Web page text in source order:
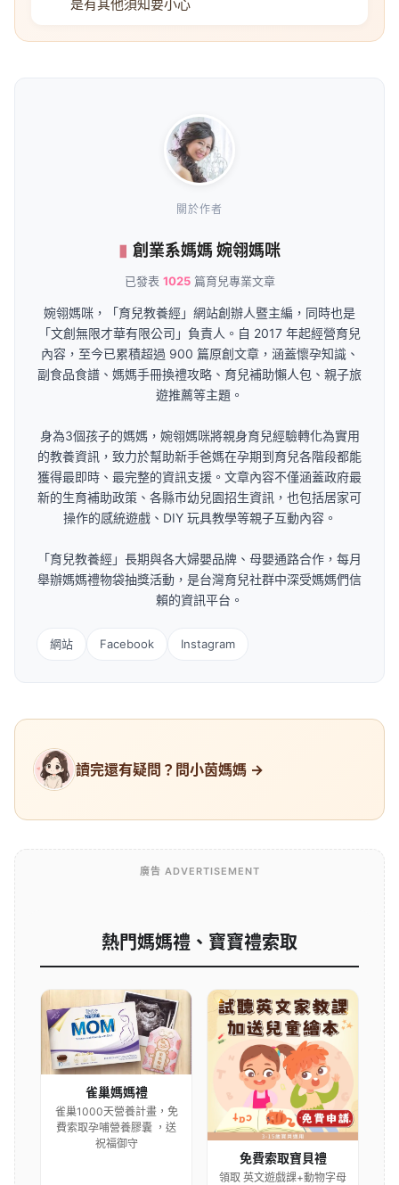
是有其他須知要小心
關於作者
創業系媽媽 婉翎媽咪
已發表 1025篇育兒專業文章
婉翎媽咪，「育兒教養經」網站創辦人暨主編，同時也是
「文創無限才華有限公司」負責人。自 2017 年起經營育兒
內容，至今已累積超過 900 篇原創文章，涵蓋懷孕知識、
副食品食譜、媽媽手冊換禮攻略、育兒補助懶人包、親子旅
遊推薦等主題。
身為3個孩子的媽媽，婉翎媽咪將親身育兒經驗轉化為實用
的教養資訊，致力於幫助新手爸媽在孕期到育兒各階段都能
獲得最即時、最完整的資訊支援。文章內容不僅涵蓋政府最
新的生育補助政策、各縣市幼兒園招生資訊，也包括居家可
操作的感統遊戲、DIY 玩具教學等親子互動內容。
「育兒教養經」長期與各大婦嬰品牌、母嬰通路合作，每月
舉辦媽媽禮物袋抽獎活動，是台灣育兒社群中深受媽媽們信
賴的資訊平台。
網站 Facebook Instagram
讀完還有疑問？問小茵媽媽 →
廣告 ADVERTISEMENT
熱門媽媽禮、寶寶禮索取
雀巢媽媽禮
雀巢1000天營養計畫，免
費索取孕哺營養膠囊 ，送
祝福御守
免費索取寶貝禮
領取 英文遊戲課+動物字母